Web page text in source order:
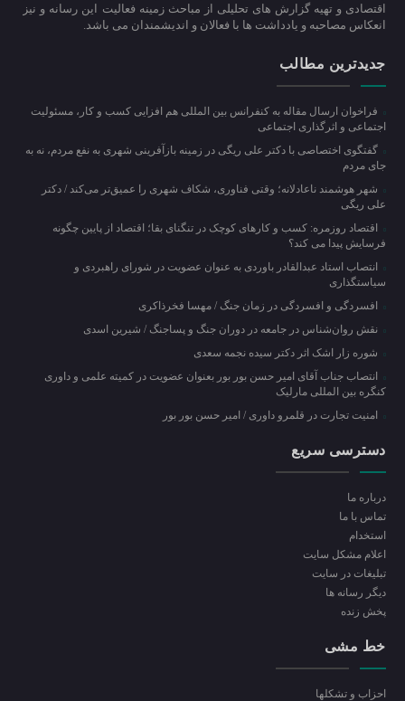
اقتصادی و تهیه گزارش های تحلیلی از مباحث زمینه فعالیت این رسانه و نیز
انعکاس مصاحبه و یادداشت ها با فعالان و اندیشمندان می باشد.
جدیدترین مطالب
فراخوان ارسال مقاله به کنفرانس بین المللی هم افزایی کسب و کار، مسئولیت
اجتماعی و اثرگذاری اجتماعی
گفتگوی اختصاصی با دکتر علی ریگی در زمینه بازآفرینی شهری به نفع مردم، نه به
جای مردم
شهر هوشمند ناعادلانه؛ وقتی فناوری، شکاف شهری را عمیق‌تر می‌کند / دکتر
علی ریگی
اقتصاد روزمره: کسب‌ و کارهای کوچک در تنگنای بقا؛ اقتصاد از پایین چگونه
فرسایش پیدا می کند؟
انتصاب استاد عبدالقادر باوردی به عنوان عضویت در شورای راهبردی و
سیاستگذاری
افسردگی و افسردگی در زمان جنگ / مهسا فخرذاکری
نقش روان‌شناس در جامعه در دوران جنگ و پساجنگ / شیرین اسدی
شوره زار اشک اثر دکتر سیده نجمه سعدی
انتصاب جناب آقای امیر حسن بور بور بعنوان عضویت در کمیته علمی و داوری
کنگره بین المللی مارلیک
امنیت تجارت در قلمرو داوری / امیر حسن بور بور
دسترسی سریع
درباره ما
تماس با ما
استخدام
اعلام مشکل سایت
تبلیغات در سایت
ديگر رسانه ها
پخش زنده
خط مشی
احزاب و تشکلها